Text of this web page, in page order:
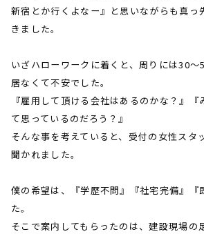
新宿とか行くよなー』と思いながらも真っ
きました。
いざハローワークに着くと、周りには30〜
居なくて不安でした。
『雇用して頂ける会社はあるのかな？』
て思っているのだろう？』
そんな事を考えていると、受付の女性スタ
聞かれました。
僕の希望は、『学歴不問』『社宅完備』『
た。
そこで案内してもらったのは、建設現場の